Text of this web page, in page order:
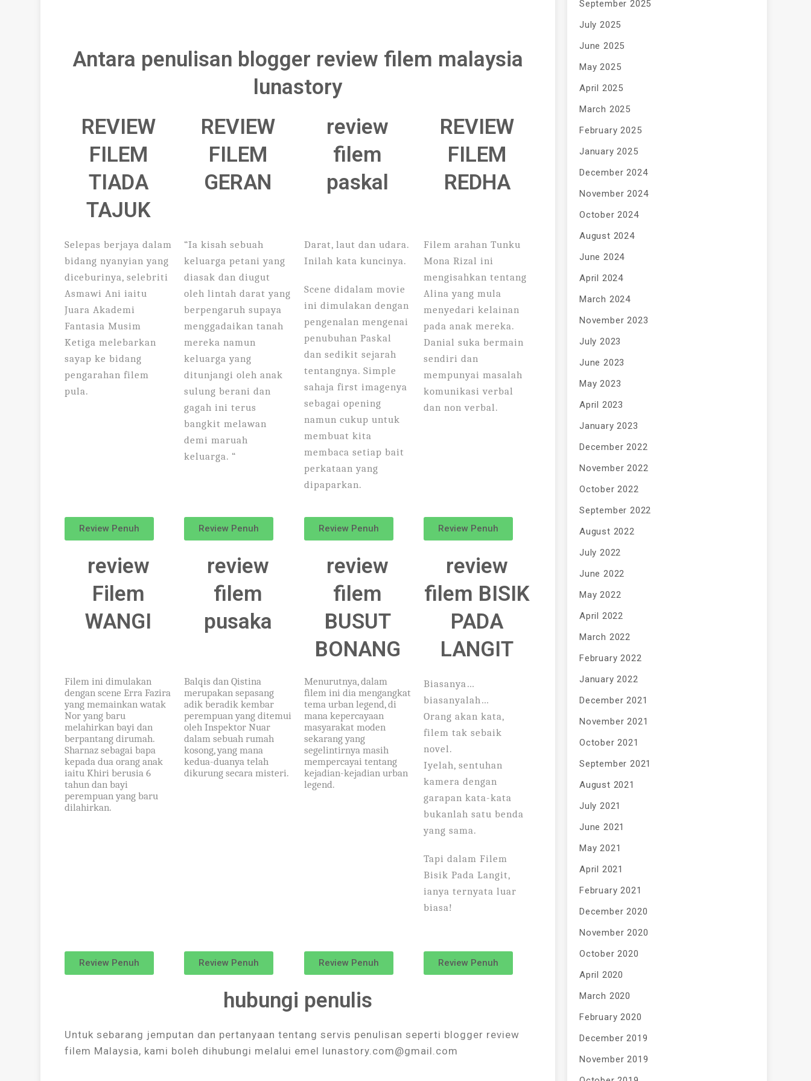
Antara penulisan blogger review filem malaysia
lunastory
REVIEW
FILEM
TIADA
TAJUK
REVIEW
FILEM
GERAN
review
filem
paskal
REVIEW
FILEM
REDHA
Selepas berjaya dalam
bidang nyanyian yang
diceburinya, selebriti
Asmawi Ani iaitu
Juara Akademi
Fantasia Musim
Ketiga melebarkan
sayap ke bidang
pengarahan filem
pula.
“Ia kisah sebuah
keluarga petani yang
diasak dan diugut
oleh lintah darat yang
berpengaruh supaya
menggadaikan tanah
mereka namun
keluarga yang
ditunjangi oleh anak
sulung berani dan
gagah ini terus
bangkit melawan
demi maruah
keluarga. “
Darat, laut dan udara.
Inilah kata kuncinya.
Scene didalam movie
ini dimulakan dengan
pengenalan mengenai
penubuhan Paskal
dan sedikit sejarah
tentangnya. Simple
sahaja first imagenya
sebagai opening
namun cukup untuk
membuat kita
membaca setiap bait
perkataan yang
dipaparkan.
Filem arahan Tunku
Mona Rizal ini
mengisahkan tentang
Alina yang mula
menyedari kelainan
pada anak mereka.
Danial suka bermain
sendiri dan
mempunyai masalah
komunikasi verbal
dan non verbal.
Review Penuh Review Penuh Review Penuh Review Penuh
review
Filem
WANGI
review
filem
pusaka
review
filem
BUSUT
BONANG
review
filem BISIK
PADA
LANGIT
Filem ini dimulakan
dengan scene Erra Fazira
yang memainkan watak
Nor yang baru
melahirkan bayi dan
berpantang dirumah.
Sharnaz sebagai bapa
kepada dua orang anak
iaitu Khiri berusia 6
tahun dan bayi
perempuan yang baru
dilahirkan.
Balqis dan Qistina
merupakan sepasang
adik beradik kembar
perempuan yang ditemui
oleh Inspektor Nuar
dalam sebuah rumah
kosong, yang mana
kedua-duanya telah
dikurung secara misteri.
Menurutnya, dalam
filem ini dia mengangkat
tema urban legend, di
mana kepercayaan
masyarakat moden
sekarang yang
segelintirnya masih
mempercayai tentang
kejadian-kejadian urban
legend.
Biasanya…
biasanyalah…
Orang akan kata,
filem tak sebaik
novel.
Iyelah, sentuhan
kamera dengan
garapan kata-kata
bukanlah satu benda
yang sama.
Tapi dalam Filem
Bisik Pada Langit,
ianya ternyata luar
biasa!
Review Penuh Review Penuh Review Penuh Review Penuh
hubungi penulis
Untuk sebarang jemputan dan pertanyaan tentang servis penulisan seperti blogger review
filem Malaysia, kami boleh dihubungi melalui emel lunastory.com@gmail.com
September 2025
July 2025
June 2025
May 2025
April 2025
March 2025
February 2025
January 2025
December 2024
November 2024
October 2024
August 2024
June 2024
April 2024
March 2024
November 2023
July 2023
June 2023
May 2023
April 2023
January 2023
December 2022
November 2022
October 2022
September 2022
August 2022
July 2022
June 2022
May 2022
April 2022
March 2022
February 2022
January 2022
December 2021
November 2021
October 2021
September 2021
August 2021
July 2021
June 2021
May 2021
April 2021
February 2021
December 2020
November 2020
October 2020
April 2020
March 2020
February 2020
December 2019
November 2019